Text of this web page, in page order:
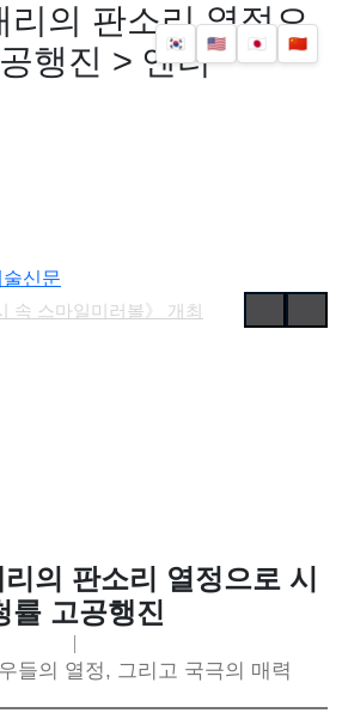
리의 판소리 열정으
행진 > 엔터
속 스마일미러볼》 개최
태어나다' 개막
풍경》 개최
의 자리》 개최
서 11월 개최
《모래 가득 쥔 손》 개최
전 《Fabricated Narratives 》 개최
한 날씨(The Perfect Weather)》 개최
개최
《두 개의 달》 개최
The Frozen Archive》 개최
🇰🇷 🇺🇸 🇯🇵 🇨🇳
의 판소리 열정으로 시
률 고공행진
들의 열정, 그리고 국극의 매력